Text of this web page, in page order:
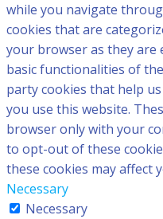
while you navigate
cookies that are
your browser as they
basic functionalities of
party cookies that help
you use this website.
browser only with your
to opt-out of these
these cookies may affect
Necessary
Necessary